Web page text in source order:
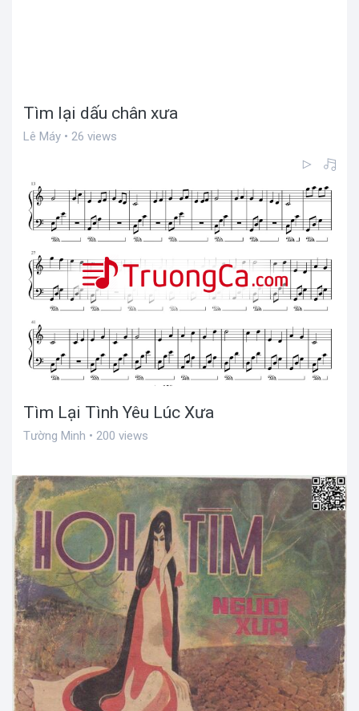
Tìm lại dấu chân xưa
Lê Máy • 26 views
Tìm Lại Tình Yêu Lúc Xưa
Tường Minh • 200 views